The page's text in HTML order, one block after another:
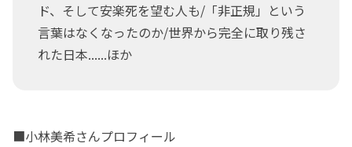
ド、そして安楽死を望む人も/「非正規」という
言葉はなくなったのか/世界から完全に取り残さ
れた日本......ほか
■小林美希さんプロフィール